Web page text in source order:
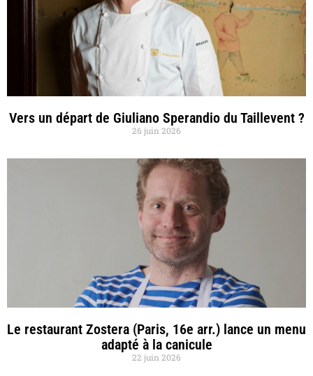
Vers un départ de Giuliano Sperandio du Taillevent ?
26 juin 2026
Le restaurant Zostera (Paris, 16e arr.) lance un menu
adapté à la canicule
22 juin 2026